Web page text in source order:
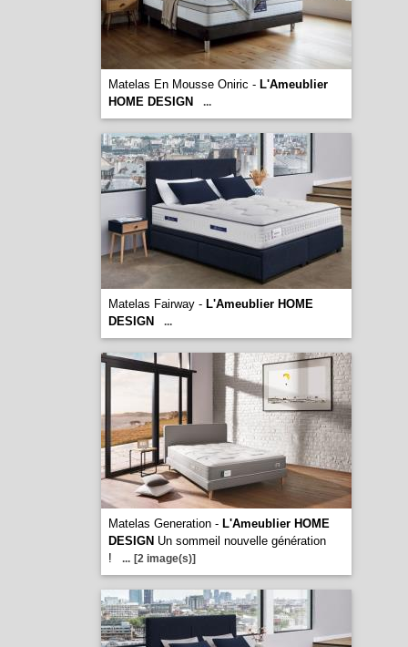
Matelas En Mousse Oniric - L'Ameublier
HOME DESIGN
...
Matelas Fairway - L'Ameublier HOME
DESIGN
...
Matelas Generation - L'Ameublier HOME
DESIGN Un sommeil nouvelle génération
!
... [2 image(s)]